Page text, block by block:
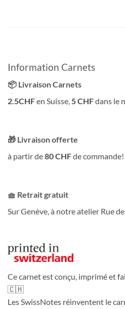
Information Carnets
📦 Livraison Carnets
2.5CHFen Suisse,5 CHFdans le
🎁 Livraison offerte
à partir de80 CHFde commande!
🧺 Retrait gratuit
Sur Genève, à notre atelier Rue
Ce carnet est conçu, imprimé et
🇨🇭
Les SwissNotes réinventent le